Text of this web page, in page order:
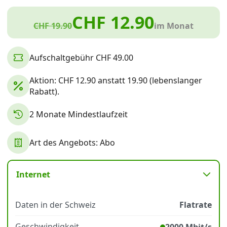
Aktionen
News
Forum
Über uns
Datenschutz· AGB·Impressum
CHF 19.90CHF 12.90im Monat
Aufschaltgebühr CHF 49.00
Aktion: CHF 12.90 anstatt 19.90 (lebenslanger
Rabatt).
2 Monate Mindestlaufzeit
Art des Angebots: Abo
Internet
Daten in der Schweiz
Flatrate